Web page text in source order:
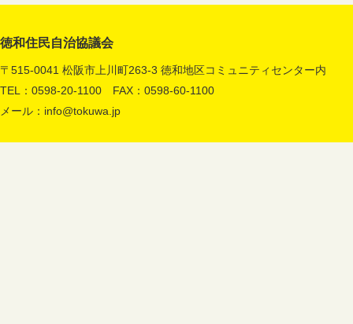
徳和住民自治協議会
〒515-0041 松阪市上川町263-3 徳和地区コミュニティセンター内
TEL：0598-20-1100 FAX：0598-60-1100
メール： info@tokuwa.jp